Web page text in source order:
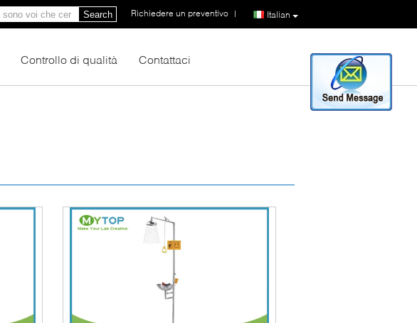
Italian
Richiedere un preventivo |
Search
Controllo di qualità Contattaci